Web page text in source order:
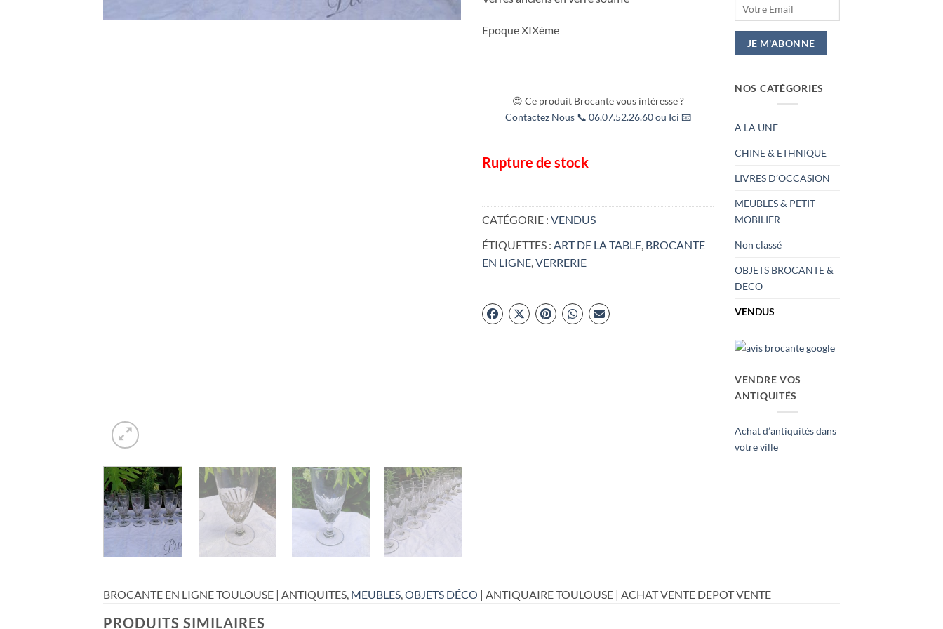
Epoque XIXème
😍 Ce produit Brocante vous intéresse ?
Contactez Nous 📞 06.07.52.26.60 ou Ici 📧
Rupture de stock
CATÉGORIE : VENDUS
ÉTIQUETTES : ART DE LA TABLE, BROCANTE
EN LIGNE,VERRERIE
NOS CATÉGORIES
A LA UNE
CHINE & ETHNIQUE
LIVRES D’OCCASION
MEUBLES & PETIT
MOBILIER
Non classé
OBJETS BROCANTE &
DECO
VENDUS
VENDRE VOS
ANTIQUITÉS
Achat d’antiquités dans
votre ville
BROCANTE EN LIGNE TOULOUSE | ANTIQUITES, MEUBLES OBJETS DÉCO | ANTIQUAIRE TOULOUSE | ACHAT VENTE DEPOT VENTE
PRODUITS SIMILAIRES